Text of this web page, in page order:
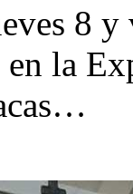
8
la